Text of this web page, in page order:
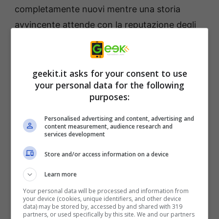
completamente nuovi mentre una storia
avvincente attende con la reputazione degli
eroi offuscata, i loro amici e le famiglie in
i loro poteri incantati in
gioco.Trine 5porterà Amadeus il mago, Zoya
il ladro e Pontius il cavaliere nel loro viaggio
più ricco di azione!
Un bellissimo mondo 2.5D con venti
Multigiocatore locale e online: gioca
con un massimo di 4 giocatori online o
in modalità cooperativa locale.
geekit.it asks for your consent to use
your personal data for the following
purposes:
Personalised advertising and content, advertising and
content measurement, audience research and
services development
Store and/or access information on a device
Learn more
Your personal data will be processed and information from
your device (cookies, unique identifiers, and other device
data) may be stored by, accessed by and shared with 319
partners, or used specifically by this site. We and our partners